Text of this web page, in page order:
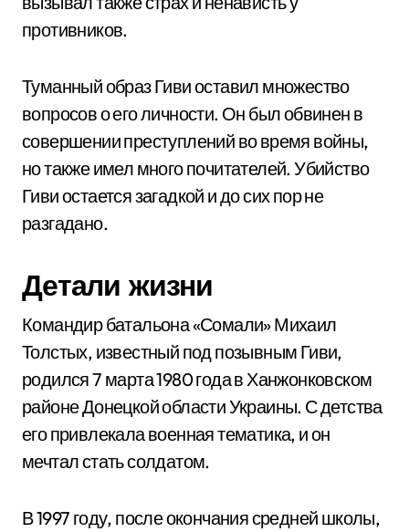
противников.
Туманный образ Гиви оставил множество
вопросов о его личности. Он был обвинен в
совершении преступлений во время войны,
но также имел много почитателей. Убийство
Гиви остается загадкой и до сих пор не
разгадано.
Детали жизни
Командир батальона «Сомали» Михаил
Толстых, известный под позывным Гиви,
родился 7 марта 1980 года в Ханжонковском
районе Донецкой области Украины. С детства
его привлекала военная тематика, и он
мечтал стать солдатом.
В 1997 году, после окончания средней школы,